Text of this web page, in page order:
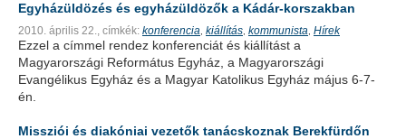
Egyházüldözés és egyházüldözők a Kádár-korszakban
2010. április 22., címkék: konferencia kiállítás kommunista Hírek
Ezzel a címmel rendez konferenciát és kiállítást a
Magyarországi Református Egyház, a Magyarországi
Evangélikus Egyház és a Magyar Katolikus Egyház május 6-7-
én.
Missziói és diakóniai vezetők tanácskoznak Berekfürdőn